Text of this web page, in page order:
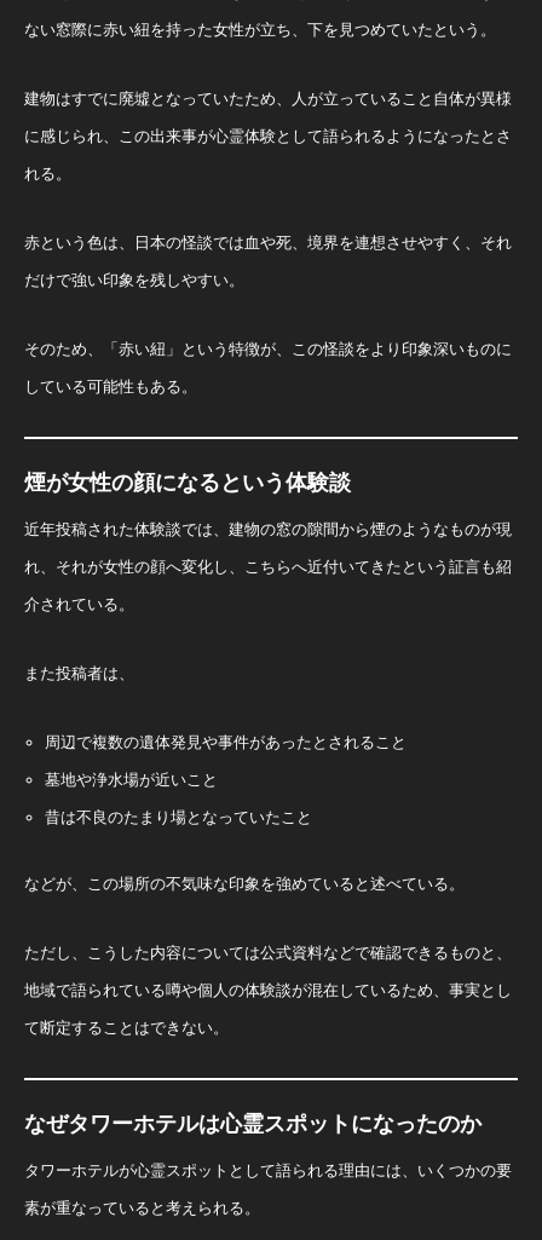
ない窓際に赤い紐を持った女性が立ち、下を見つめていたという。
建物はすでに廃墟となっていたため、人が立っていること自体が異様
に感じられ、この出来事が心霊体験として語られるようになったとさ
れる。
赤という色は、日本の怪談では血や死、境界を連想させやすく、それ
だけで強い印象を残しやすい。
そのため、「赤い紐」という特徴が、この怪談をより印象深いものに
している可能性もある。
煙が女性の顔になるという体験談
近年投稿された体験談では、建物の窓の隙間から煙のようなものが現
れ、それが女性の顔へ変化し、こちらへ近付いてきたという証言も紹
介されている。
また投稿者は、
周辺で複数の遺体発見や事件があったとされること
墓地や浄水場が近いこと
昔は不良のたまり場となっていたこと
などが、この場所の不気味な印象を強めていると述べている。
ただし、こうした内容については公式資料などで確認できるものと、
地域で語られている噂や個人の体験談が混在しているため、事実とし
て断定することはできない。
なぜタワーホテルは心霊スポットになったのか
タワーホテルが心霊スポットとして語られる理由には、いくつかの要
素が重なっていると考えられる。